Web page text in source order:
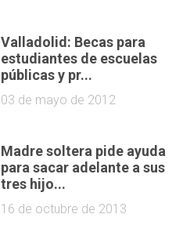
Valladolid: Becas para
estudiantes de escuelas
públicas y pr...
03 de mayo de 2012
Madre soltera pide ayuda
para sacar adelante a sus
tres hijo...
16 de octubre de 2013